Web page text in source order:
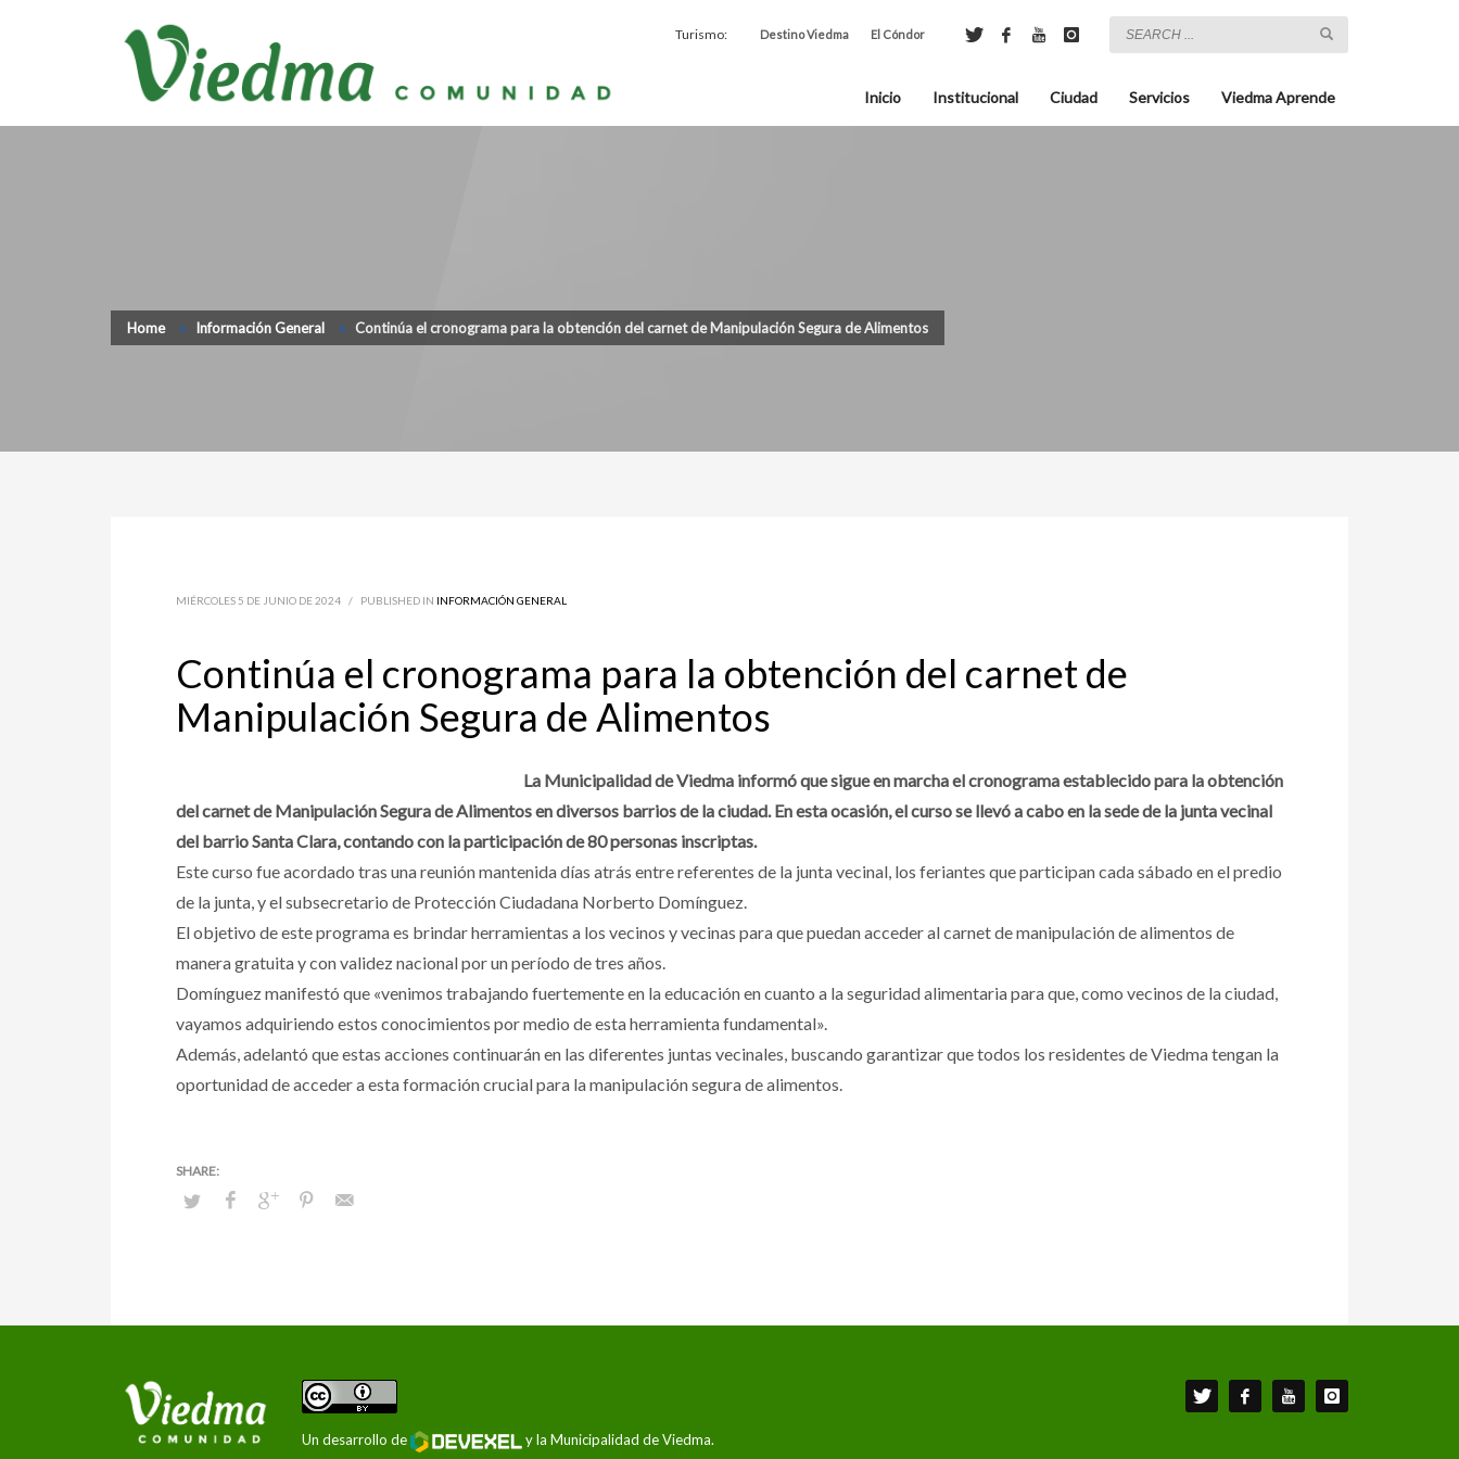
Turismo: Destino Viedma El Cóndor
Inicio Institucional Ciudad Servicios Viedma Aprende
Home Información General Continúa el cronograma para la obtención del carnet de Manipulación Segura de Alimentos
MIÉRCOLES 5 DE JUNIO DE 2024 / PUBLISHED IN INFORMACIÓN GENERAL
Continúa el cronograma para la obtención del carnet de
Manipulación Segura de Alimentos
La Municipalidad de Viedma informó que sigue en marcha el cronograma establecido para la obtención
del carnet de Manipulación Segura de Alimentos en diversos barrios de la ciudad. En esta ocasión, el curso se llevó a cabo en la sede de la junta vecinal
del barrio Santa Clara, contando con la participación de 80 personas inscriptas.
Este curso fue acordado tras una reunión mantenida días atrás entre referentes de la junta vecinal, los feriantes que participan cada sábado en el predio
de la junta, y el subsecretario de Protección Ciudadana Norberto Domínguez.
El objetivo de este programa es brindar herramientas a los vecinos y vecinas para que puedan acceder al carnet de manipulación de alimentos de
manera gratuita y con validez nacional por un período de tres años.
Domínguez manifestó que «venimos trabajando fuertemente en la educación en cuanto a la seguridad alimentaria para que, como vecinos de la ciudad,
vayamos adquiriendo estos conocimientos por medio de esta herramienta fundamental».
Además, adelantó que estas acciones continuarán en las diferentes juntas vecinales, buscando garantizar que todos los residentes de Viedma tengan la
oportunidad de acceder a esta formación crucial para la manipulación segura de alimentos.
Un desarrollo de y la Municipalidad de Viedma.